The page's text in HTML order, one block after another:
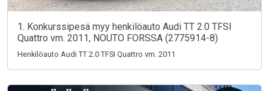
1. Konkurssipesä myy henkilöauto Audi TT 2.0 TFSI
Quattro vm. 2011, NOUTO FORSSA (2775914-8)
Henkilöauto Audi TT 2.0 TFSI Quattro vm. 2011